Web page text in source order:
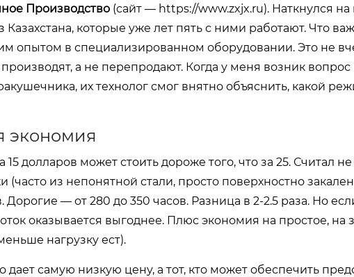
Производство (сайт — https://www.zxjx.ru). Наткнулся на
которые уже лет пять с ними работают. Что
опытом в специализированном оборудовании. Это не
а не перепродают. Когда у меня возник вопрос
их технолог смог внятно объяснить, какой
экономия
долларов может стоить дороже того, что за 25. Считал
из непонятной стали, просто поверхностно
Дорогие — от 280 до 350 часов. Разница в 2-2.5 раза. Но
оказывается выгоднее. Плюс экономия на простое, на
нагрузку ест).
самую низкую цену, а тот, кто может обеспечить